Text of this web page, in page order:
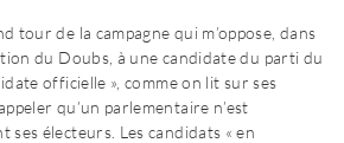
tour de la campagne qui m’oppose, dans
du Doubs, à une candidate du parti du
officielle », comme on lit sur ses
qu’un parlementaire n’est
ses électeurs. Les candidats « en